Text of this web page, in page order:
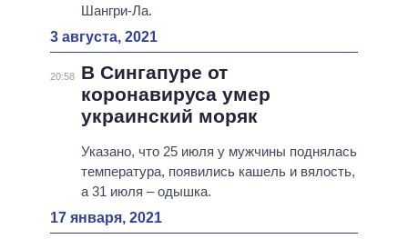
Шангри-Ла.
3 августа, 2021
20:58
В Сингапуре от
коронавируса умер
украинский моряк
Указано, что 25 июля у мужчины поднялась
температура, появились кашель и вялость,
а 31 июля – одышка.
17 января, 2021